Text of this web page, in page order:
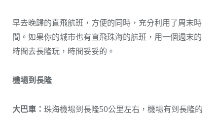
早去晚歸的直飛航班，方便的同時，充分利用了周末時
間。如果你的城市也有直飛珠海的航班，用一個週末的
時間去長隆玩，時間妥妥的。
機場到長隆
大巴車： 珠海機場到長隆50公里左右，機場有到長隆的